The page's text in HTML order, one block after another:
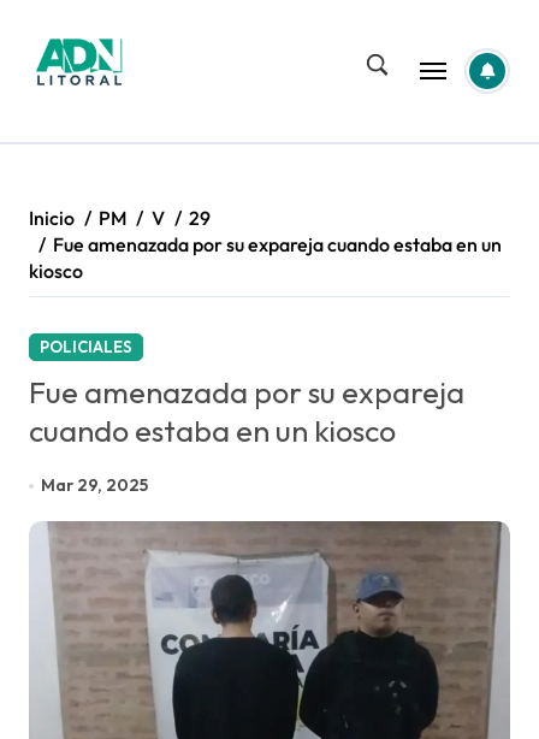
contenido
Inicio PM V
29
Fue amenazada por su expareja cuando estaba en un
kiosco
POLICIALES
Fue amenazada por su expareja
cuando estaba en un kiosco
Mar 29, 2025